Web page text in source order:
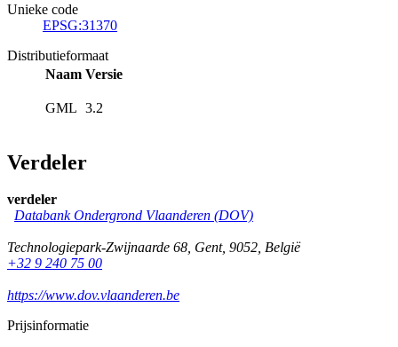
Unieke code
EPSG:31370
Distributieformaat
Naam Versie
GML 3.2
Verdeler
verdeler
Databank Ondergrond Vlaanderen (DOV)
Technologiepark-Zwijnaarde 68, Gent, 9052, België
+32 9 240 75 00
https://www.dov.vlaanderen.be
Prijsinformatie